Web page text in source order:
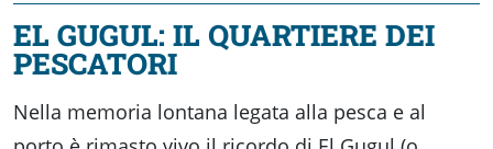
EL GUGUL: IL QUARTIERE DEI
PESCATORI
Nella memoria lontana legata alla pesca e al